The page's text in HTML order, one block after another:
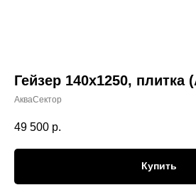
Гейзер 140х1250, плитка
АкваСектор
49 500 р.
Купить